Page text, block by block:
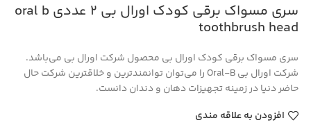
سری مسواک برقی کودک اورال بی 2 عددی oral b
toothbrush head
سری مسواک برقی کودک اورال بی محصول شرکت اورال بی می‌باشد.
شرکت اورال بی Oral-B را می‌توان توانمندترین و خلاقترین شرکت حال
حاضر دنیا در زمینه تجهیزات دهان و دندان دانست.
افزودن به علاقه مندی